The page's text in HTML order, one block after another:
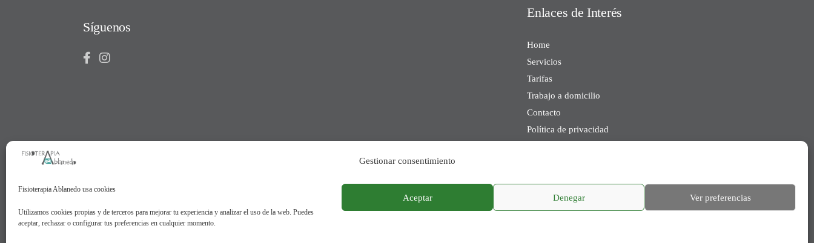
Gestionar consentimiento
Fisioterapia Ablanedo usa cookies
Utilizamos cookies propias y de terceros para mejorar tu experiencia y analizar el uso de la web. Puedes
aceptar, rechazar o configurar tus preferencias en cualquier momento.
Aceptar Denegar Ver preferencias
Síguenos
Enlaces de Interés
Home
Servicios
Tarifas
Trabajo a domicilio
Contacto
Política de privacidad
Configurar cookies